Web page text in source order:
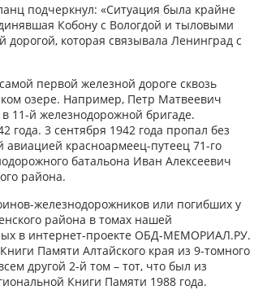
подчеркнул: «Ситуация была крайне
Кобону с Вологдой и тыловыми
которая связывала Ленинград с
первой железной дороге сквозь
озере. Например, Петр Матвеевич
11-й железнодорожной бригаде.
года. 3 сентября 1942 года пропал без
авиацией красноармеец-путеец 71-го
батальона Иван Алексеевич
района.
железнодорожников или погибших у
района в томах нашей
в интернет-проекте ОБД-МЕМОРИАЛ.РУ.
Памяти Алтайского края из 9-томного
другой 2-й том – тот, что был из
Книги Памяти 1988 года.